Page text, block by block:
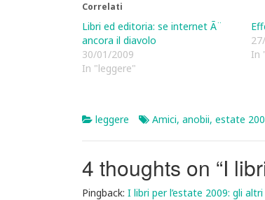
Correlati
Libri ed editoria: se internet Ã¨
ancora il diavolo
30/01/2009
In "leggere"
In
leggere Amici, anobii, estate
4 thoughts on “I
Pingback: I libri per l’estate 2009: gli